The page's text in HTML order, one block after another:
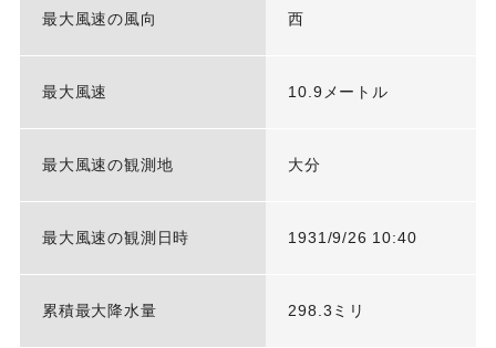
最大風速の風向 西
最大風速 10.9メートル
最大風速の観測地 大分
最大風速の観測日時 1931/9/26 10:40
累積最大降水量 298.3ミリ